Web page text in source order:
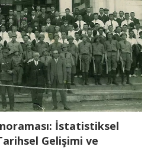
İstatistiksel
Gelişimi ve